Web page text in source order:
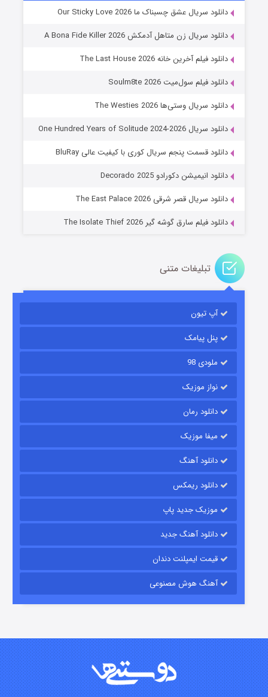
شوهر
عملیات آپارتمان
قسمت۲ (زیرنویس) منتشر شد
قسمت
قسمت۷ (زیرنویس) منتشر شد
دانلود سریال عشق چسبناک ما Our Sticky Love 2026
دانلود سریال زن متاهل آدمکش A Bona Fide Killer 2026
دانلود فیلم آخرین خانه The Last House 2026
دانلود فیلم سول‌میت Soulm8te 2026
دانلود سریال وستی‌ها The Westies 2026
دانلود سریال One Hundred Years of Solitude 2024-2026
دانلود قسمت پنجم سریال کوری با کیفیت عالی BluRay
دانلود انیمیشن دکورادو Decorado 2025
دانلود سریال قصر شرقی The East Palace 2026
دانلود فیلم سارق گوشه گیر The Isolate Thief 2026
تبلیغات متنی
آپ تیون
پنل پیامک
ملودی 98
نواز موزیک
دانلود رمان
میفا موزیک
دانلود آهنگ
دانلود ریمکس
موزیک جدید پاپ
دانلود آهنگ جدید
قیمت ایمپلنت دندان
آهنگ هوش مصنوعی